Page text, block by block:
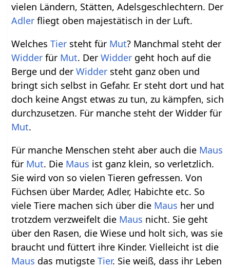
vielen Ländern, Stätten, Adelsgeschlechtern. Der
Adler fliegt oben majestätisch in der Luft.
WelchesTier steht für Mut? Manchmal steht der
Widder für Mut. DerWidder geht hoch auf die
Berge und derWidder steht ganz oben und
bringt sich selbst in Gefahr. Er steht dort und hat
doch keine Angst etwas zu tun, zu kämpfen, sich
durchzusetzen. Für manche steht der Widder für
Mut.
Für manche Menschen steht aber auch die Maus
für Mut. Die Maus ist ganz klein, so verletzlich.
Sie wird von so vielen Tieren gefressen. Von
Füchsen über Marder, Adler, Habichte etc. So
viele Tiere machen sich über die Maus her und
trotzdem verzweifelt die Maus nicht. Sie geht
über den Rasen, die Wiese und holt sich, was sie
braucht und füttert ihre Kinder. Vielleicht ist die
Maus das mutigsteTier. Sie weiß, dass ihr Leben